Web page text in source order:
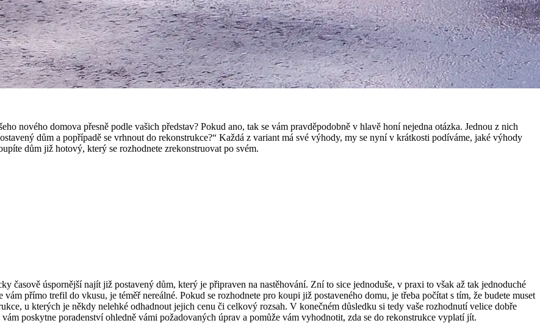
nového domova přesně podle vašich představ? Pokud ano, tak se vám pravděpodobně v hlavě honí nejedna otázka. Jednou z nich
dům a popřípadě se vrhnout do rekonstrukce?“ Každá z variant má své výhody, my se nyní v krátkosti podíváme, jaké výhody
dům již hotový, který se rozhodnete zrekonstruovat po svém.
časově úspornější najít již postavený dům, který je připraven na nastěhování. Zní to sice jednoduše, v praxi to však až tak jednoduché
přímo trefil do vkusu, je téměř nereálné. Pokud se rozhodnete pro koupi již postaveného domu, je třeba počítat s tím, že budete muset
u kterých je někdy nelehké odhadnout jejich cenu či celkový rozsah. V konečném důsledku si tedy vaše rozhodnutí velice dobře
poskytne poradenství ohledně vámi požadovaných úprav a pomůže vám vyhodnotit, zda se do rekonstrukce vyplatí jít.